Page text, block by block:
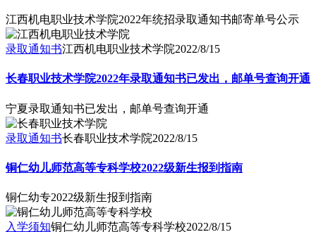
江西机电职业技术学院2022年统招录取通知书邮寄单号公示
录取通知书江西机电职业技术学院2022/8/15
长春职业技术学院2022年录取通知书已发出，邮单号查询开通
宁夏录取通知书已发出，邮单号查询开通
录取通知书长春职业技术学院2022/8/15
铜仁幼儿师范高等专科学校2022级新生报到指南
铜仁幼专2022级新生报到指南
入学须知铜仁幼儿师范高等专科学校2022/8/15